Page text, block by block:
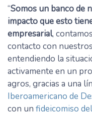
“Somos un banco de
impacto que esto
empresarial,
contacto con
entendiendo la
activamente en un
agros, gracias a una
Iberoamericano de
con un fideicomiso